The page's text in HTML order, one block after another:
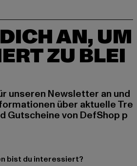
AN, UM
ZU BLEI
unseren Newsletter an und
über aktuelle Tre
Gutscheine von DefShop p
bist du interessiert?